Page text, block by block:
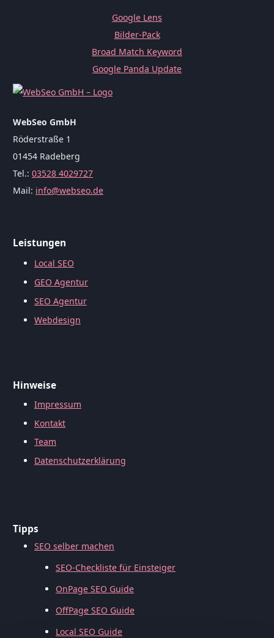
Google Lens
Bilder-Pack
Broad Match Keyword
Google Panda Update
WebSeo GmbH
Röderstraße 1
01454 Radeberg
Tel.: 03528 4029727
Mail: info@webseo.de
Leistungen
Local SEO
GEO Agentur
SEO Agentur
Webdesign
Hinweise
Impressum
Kontakt
Team
Datenschutzerklärung
Tipps
SEO selber machen
SEO-Checkliste für Einsteiger
OnPage SEO Guide
OffPage SEO Guide
Local SEO Guide